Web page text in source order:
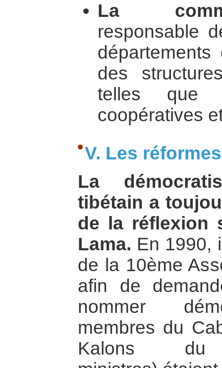
La
responsable
départements
des
telles que
coopératives
V. Les
La
tibétain a
de la réflexion
Lama. En 1990,
de la 10ème
afin de
nommer
membres du
Kalons